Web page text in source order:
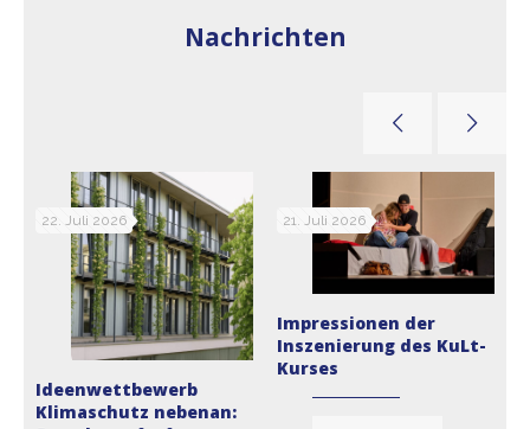
Nachrichten
22. Juli 2026
Ideenwettbewerb
Klimaschutz nebenan:
21. Juli 2026
Impressionen der
Inszenierung des KuLt-
Kurses